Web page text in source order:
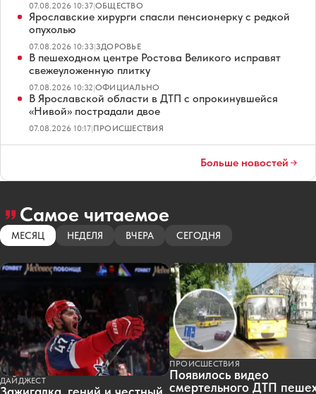
07.08.2026 10:37|ОБЩЕСТВО
Ярославские хирурги спасли пенсионерку с редкой
опухолью
07.08.2026 10:33|ЗДОРОВЬЕ
В пешеходном центре Ростова Великого исправят
свежеуложенную плитку
07.08.2026 10:32|ОФИЦИАЛЬНО
В Ярославской области в ДТП с опрокинувшейся
«Нивой» пострадали двое
07.08.2026 10:17|ПРОИСШЕСТВИЯ
Больше новостей
Самое читаемое
МЕСЯЦ НЕДЕЛЯ ВЧЕРА СЕГОДНЯ
ДАЙДЖЕСТ
ПРОИСШЕСТВИЯ
Появилось видео
смертельного ДТП